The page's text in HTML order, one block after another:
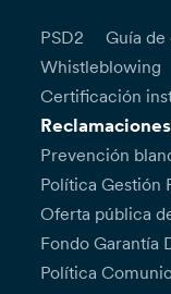
PSD2
Guía de
Whistleblowing
Certificación
Prevención
Política Gestión
Oferta pública
Fondo Garantía
Política